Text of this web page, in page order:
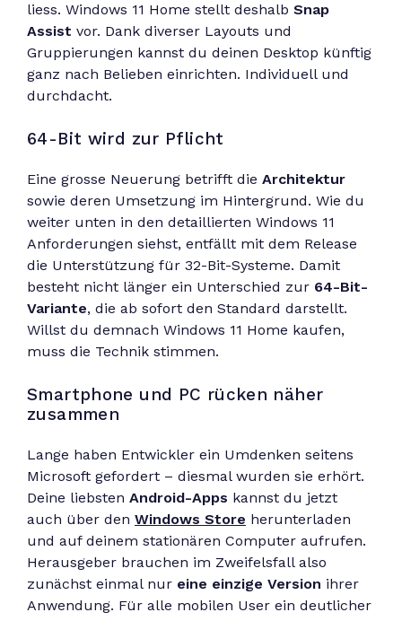
liess. Windows 11 Home stellt deshalb Snap
Assist vor. Dank diverser Layouts und
Gruppierungen kannst du deinen Desktop künftig
ganz nach Belieben einrichten. Individuell und
durchdacht.
64-Bit wird zur Pflicht
Eine grosse Neuerung betrifft die Architektur
sowie deren Umsetzung im Hintergrund. Wie du
weiter unten in den detaillierten Windows 11
Anforderungen siehst, entfällt mit dem Release
die Unterstützung für 32-Bit-Systeme. Damit
besteht nicht länger ein Unterschied zur 64-Bit-
Variante, die ab sofort den Standard darstellt.
Willst du demnach Windows 11 Home kaufen,
muss die Technik stimmen.
Smartphone und PC rücken näher
zusammen
Lange haben Entwickler ein Umdenken seitens
Microsoft gefordert – diesmal wurden sie erhört.
Deine liebsten Android-Apps kannst du jetzt
auch über den Windows Store herunterladen
und auf deinem stationären Computer aufrufen.
Herausgeber brauchen im Zweifelsfall also
zunächst einmal nur eine einzige Version ihrer
Anwendung. Für alle mobilen User ein deutlicher